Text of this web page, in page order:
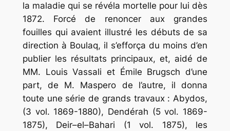
la maladie qui se révéla mortelle pour lui dès
1872. Forcé de renoncer aux grandes
fouilles qui avaient illustré les débuts de sa
direction à Boulaq, il s’efforça du moins d’en
publier les résultats principaux, et, aidé de
MM. Louis Vassali et Émile Brugsch d’une
part, de M. Maspero de l’autre, il donna
toute une série de grands travaux :Abydos,
(3 vol. 1869-1880), Dendérah (5 vol. 1869-
1875), Deir–el–Bahari (1 vol. 1875), les